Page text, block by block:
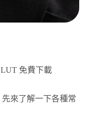
免費下載
來了解一下各種常